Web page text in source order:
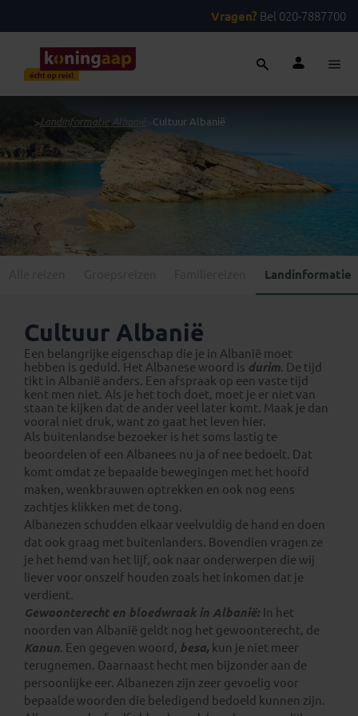
Vragen? Bel 020-7887700
>Landinformatie Albanië >Cultuur Albanië
Landinformatie
Cultuur Albanië
Een belangrijke eigenschap die je in Albanië moet
hebben is geduld. Het Albanese woord is durim. De tijd
tikt in Albanië anders. Een afspraak op een vaste tijd
kent men niet. Als je het toch doet, moet je er niet van
staan te kijken dat de ander veel later komt. Maak je dan
vooral niet druk, want zo gaat het leven hier.
Als buitenlandse bezoeker is het soms lastig te
beoordelen of een Albanees nu ja of nee bedoelt. Dat
komt omdat ze bepaalde bewegingen met het hoofd
maken, wenkbrauwen optrekken en ook nog eens
zachtjes klikken met de tong.
Albanezen schudden elkaar veelvuldig de hand en doen
dat ook graag met buitenlanders. Bovendien vragen ze
je het hemd van het lijf, ook naar onderwerpen die wij
liever voor onszelf houden zoals het inkomen dat je
verdient.
Gewoonterecht en bloedwraak in Albanië: In het
noorden van Albanië geldt nog het gewoonterecht, de
Kanun. Een gegeven woord, besa, kun je niet meer
terugnemen. Daarnaast hecht men bijzonder aan de
persoonlijke eer. Albanezen zijn zeer gevoelig voor
bepaalde woorden die beledigend bedoeld kunnen zijn.